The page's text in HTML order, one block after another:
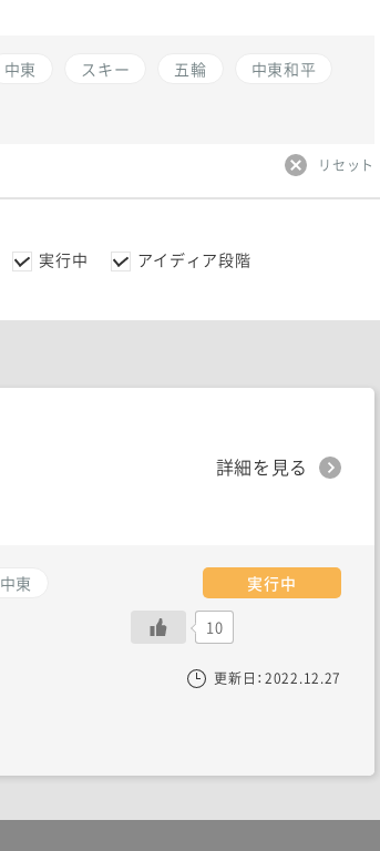
中東 スキー 五輪
中東和平
リセット
実行中 アイディア段階
詳細を見る
中東
実行中
10
更新日： 2022.12.27